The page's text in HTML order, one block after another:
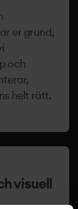
er grund,
och
helt rätt.
visuell